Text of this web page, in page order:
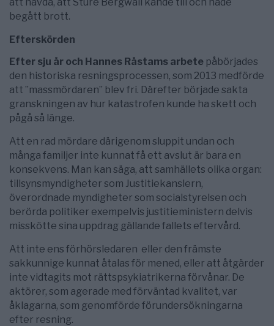
begått brott.
Efterskörden
Efter sju år och Hannes Råstams arbete påbörjades
den historiska resningsprocessen, som 2013 medförde
att ”massmördaren” blev fri. Därefter började sakta
granskningen av hur katastrofen kunde ha skett och
pågå så länge.
Att en rad mördare därigenom sluppit undan och
många familjer inte kunnat få ett avslut är bara en
konsekvens. Man kan säga, att samhällets olika organ:
tillsynsmyndigheter som Justitiekanslern,
överordnade myndigheter som socialstyrelsen och
berörda politiker exempelvis justitieministern delvis
misskötte sina uppdrag gällande fallets eftervård.
Att inte ens förhörsledaren eller den främste
sakkunnige kunnat åtalas för mened, eller att åtgärder
inte vidtagits mot rättspsykiatrikerna förvånar. De
aktörer, som agerade med förväntad kvalitet, var
åklagarna, som genomförde förundersökningarna
efter resning.